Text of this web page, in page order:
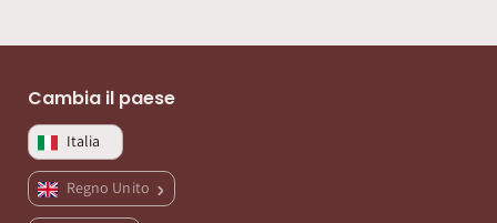
Cambia il paese
Italia
Regno Unito